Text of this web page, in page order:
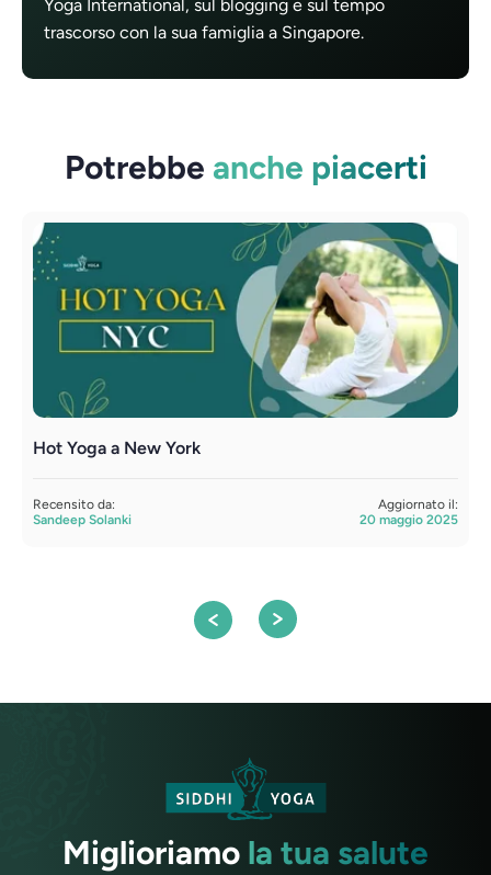
Yoga International, sul blogging e sul tempo
trascorso con la sua famiglia a Singapore.
Potrebbe anche piacerti
Hot Yoga a New York
Recensito da:
Sandeep Solanki
Aggiornato il:
20 maggio 2025
Miglioriamo la tua salute